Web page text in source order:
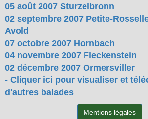
05 août 2007 Sturzelbronn
02 septembre 2007 Petite-
Avold
07 octobre 2007 Hornbach
04 novembre 2007 Fleckenstein
02 décembre 2007 Ormersviller
- Cliquer ici pour visualiser et
d'autres balades
Mentions légales